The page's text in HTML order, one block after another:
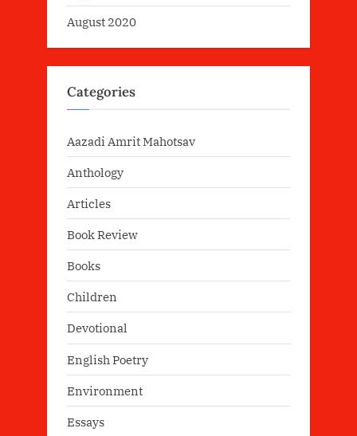
August 2020
Categories
Aazadi Amrit Mahotsav
Anthology
Articles
Book Review
Books
Children
Devotional
English Poetry
Environment
Essays